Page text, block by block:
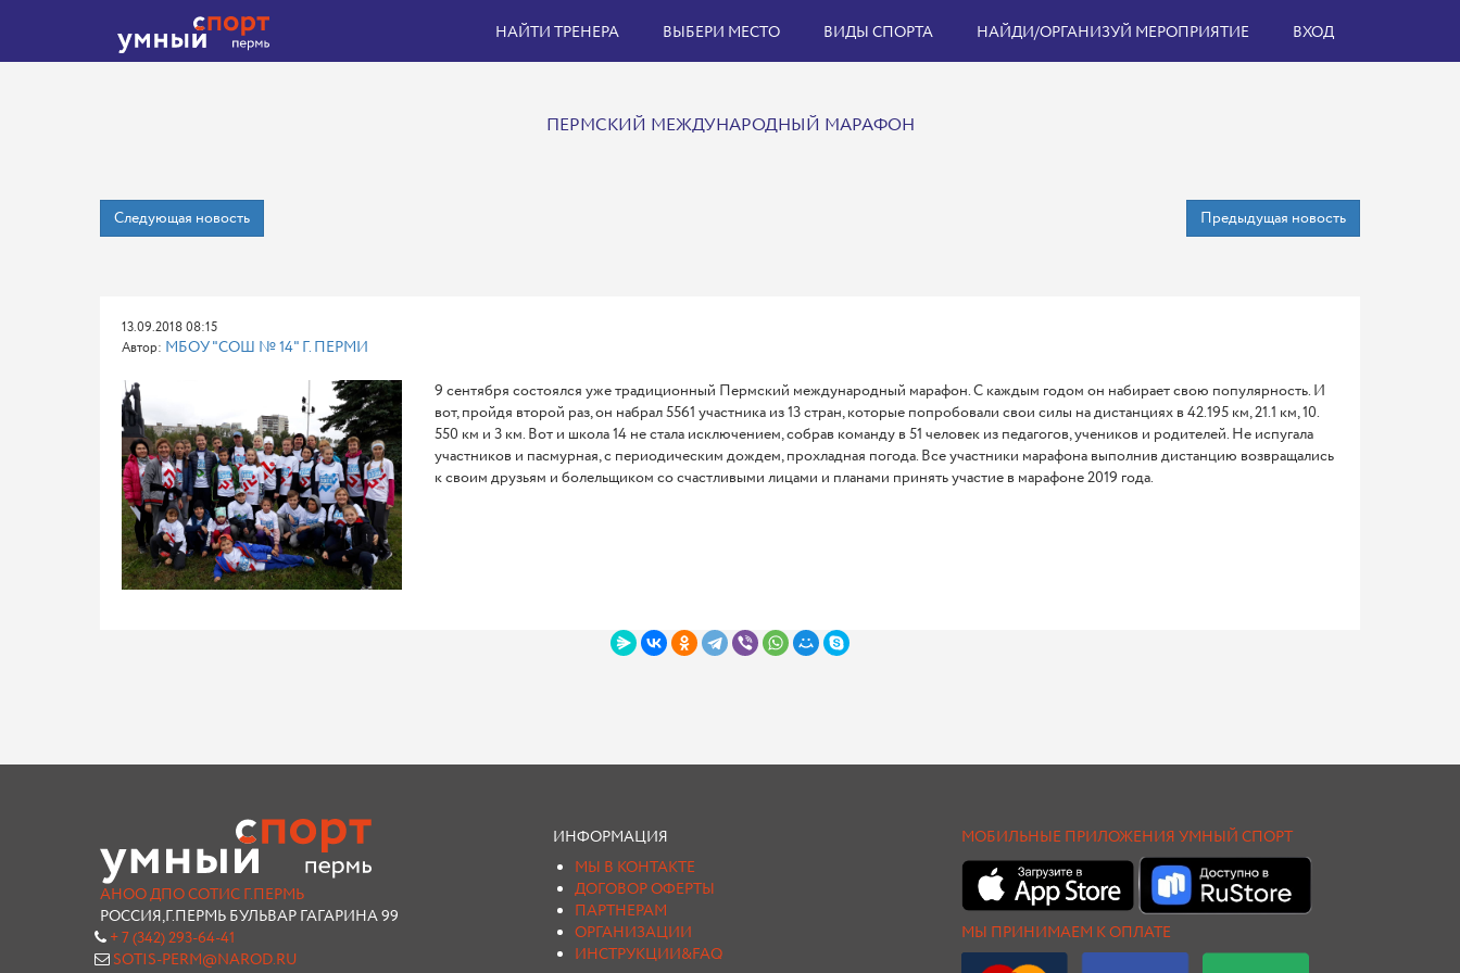
НАЙТИ ТРЕНЕРА ВЫБЕРИ МЕСТО ВИДЫ СПОРТА НАЙДИ/ОРГАНИЗУЙ МЕРОПРИЯТИЕ ВХОД
ПЕРМСКИЙ МЕЖДУНАРОДНЫЙ МАРАФОН
Следующая новость Предыдущая новость
13.09.2018 08:15
Автор: МБОУ "СОШ № 14" Г. ПЕРМИ
9 сентября состоялся уже традиционный Пермский международный марафон. С каждым годом он набирает свою популярность. И
вот, пройдя второй раз, он набрал 5561 участника из 13 стран, которые попробовали свои силы на дистанциях в 42.195 км, 21.1 км, 10.
550 км и 3 км. Вот и школа 14 не стала исключением, собрав команду в 51 человек из педагогов, учеников и родителей. Не испугала
участников и пасмурная, с периодическим дождем, прохладная погода. Все участники марафона выполнив дистанцию возвращались
к своим друзьям и болельщиком со счастливыми лицами и планами принять участие в марафоне 2019 года.
АНОО ДПО СОТИС Г.ПЕРМЬ
РОССИЯ,Г.ПЕРМЬ БУЛЬВАР ГАГАРИНА 99
+ 7 (342) 293-64-41
SOTIS-PERM@NAROD.RU
ИНФОРМАЦИЯ
МЫ В КОНТАКТЕ
ДОГОВОР ОФЕРТЫ
ПАРТНЕРАМ
ОРГАНИЗАЦИИ
ИНСТРУКЦИИ&FAQ
МОБИЛЬНЫЕ ПРИЛОЖЕНИЯ УМНЫЙ СПОРТ
МЫ ПРИНИМАЕМ К ОПЛАТЕ